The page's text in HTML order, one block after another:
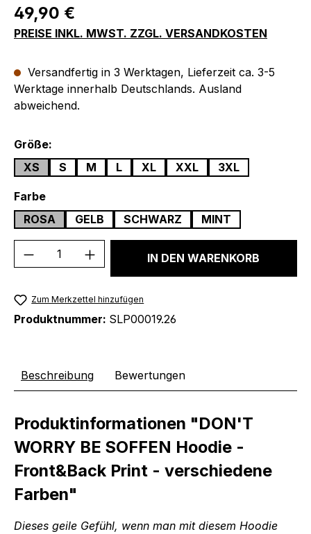
Regulärer Preis:
49,90 €
PREISE INKL. MWST. ZZGL. VERSANDKOSTEN
Versandfertig in 3 Werktagen, Lieferzeit ca. 3-5
Werktage innerhalb Deutschlands. Ausland
abweichend.
Größe:
XS
S M L XL XXL 3XL
Farbeauswählen
ROSA
GELB SCHWARZ MINT
Produkt Anzahl: Gib denIN DEN WARENKORB
Zum Merkzettel hinzufügen
Produktnummer: SLP00019.26
Beschreibung Bewertungen
Produktinformationen "DON'T
WORRY BE SOFFEN Hoodie -
Front&Back Print - verschiedene
Farben"
Dieses geile Gefühl, wenn man mit diesem Hoodie